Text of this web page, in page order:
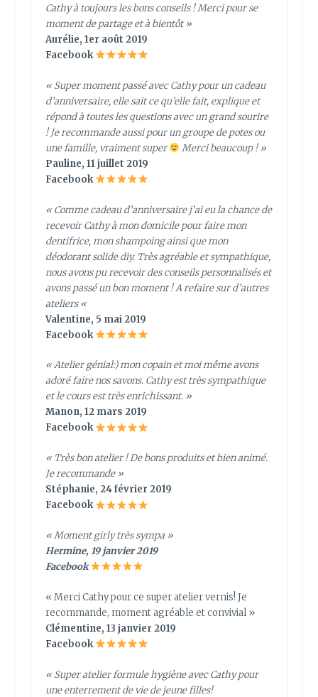
Cathy à toujours les bons conseils ! Merci pour se
moment de partage et à bientôt »
Aurélie, 1er août 2019
Facebook
« Super moment passé avec Cathy pour un cadeau
d’anniversaire, elle sait ce qu’elle fait, explique et
répond à toutes les questions avec un grand sourire
! Je recommande aussi pour un groupe de potes ou
une famille, vraiment super
Merci beaucoup ! »
Pauline, 11 juillet 2019
Facebook
« Comme cadeau d’anniversaire j’ai eu la chance de
recevoir Cathy à mon domicile pour faire mon
dentifrice, mon shampoing ainsi que mon
déodorant solide diy. Très agréable et sympathique,
nous avons pu recevoir des conseils personnalisés et
avons passé un bon moment ! A refaire sur d’autres
ateliers«
Valentine, 5 mai 2019
Facebook
« Atelier génial:) mon copain et moi même avons
adoré faire nos savons. Cathy est très sympathique
et le cours est très enrichissant. »
Manon, 12 mars 2019
Facebook
« Très bon atelier ! De bons produits et bien animé.
Je recommande »
Stéphanie, 24 février 2019
Facebook
« Moment girly très sympa »
Hermine, 19 janvier 2019
Facebook
« Merci Cathy pour ce super atelier vernis! Je
recommande, moment agréable et convivial »
Clémentine, 13 janvier 2019
Facebook
« Super atelier formule hygiène avec Cathy pour
une enterrement de vie de jeune filles!